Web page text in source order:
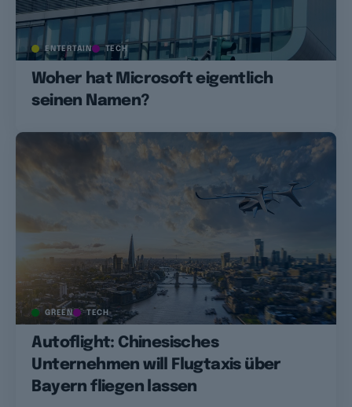
ENTERTAIN TECH
Woher hat Microsoft eigentlich
seinen Namen?
GREEN TECH
Autoflight: Chinesisches
Unternehmen will Flugtaxis über
Bayern fliegen lassen